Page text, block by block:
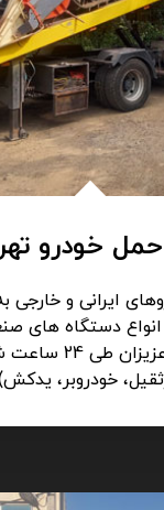
ایرانی و خارجی
دستگاه های
خدمت شما
خودروبر،